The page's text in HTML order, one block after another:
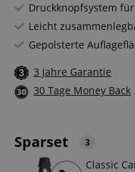
Druckknopfsystem
Leicht
Gepolsterte
3 Jahre Garantie
30 Tage Money Back
Sparset 3
Classic